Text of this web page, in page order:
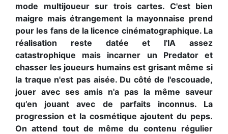
mode multijoueur sur trois cartes. C'est bien
maigre mais étrangement la mayonnaise prend
pour les fans de la licence cinématographique. La
réalisation reste datée et l'IA assez
catastrophique mais incarner un Predator et
chasser les joueurs humains est grisant même si
la traque n'est pas aisée. Du côté de l'escouade,
jouer avec ses amis n'a pas la même saveur
qu’en jouant avec de parfaits inconnus. La
progression et la cosmétique ajoutent du peps.
On attend tout de même du contenu régulier